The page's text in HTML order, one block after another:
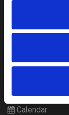
festivaluri
Pentru copii
Calendar